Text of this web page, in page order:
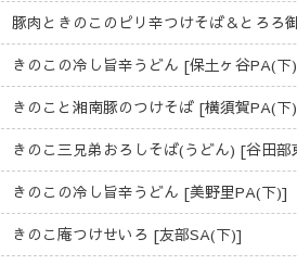
豚肉ときのこのピリ辛つけそば＆とろろ
きのこの冷し旨辛うどん [保土ヶ谷PA(下
きのこと湘南豚のつけそば [横須賀PA(下
きのこ三兄弟おろしそば(うどん) [谷田
きのこの冷し旨辛うどん [美野里PA(下)]
きのこ庵つけせいろ [友部SA(下)]